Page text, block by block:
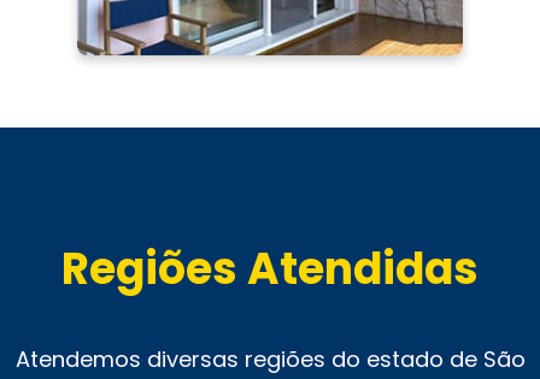
Regiões Atendidas
Atendemos diversas regiões do estado de São